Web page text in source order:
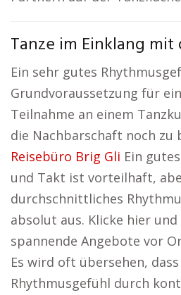
Tanze im Einklang
Ein sehr gutes
Grundvoraussetzung für
Teilnahme an einem
die Nachbarschaft noch zu
Reisebüro Brig Gli Ein
und Takt ist vorteilhaft,
durchschnittliches
absolut aus. Klicke hier
spannende Angebote vor
Es wird oft übersehen,
Rhythmusgefühl durch